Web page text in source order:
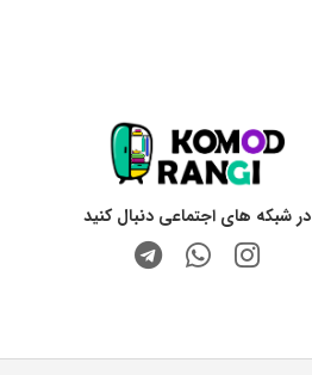
در شبکه های اجتماعی دنبال کنید